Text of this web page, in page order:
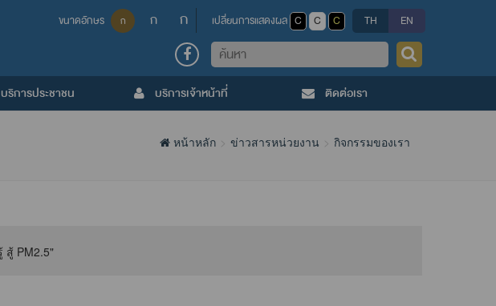
ขนาดอักษร ก ก ก เปลี่ยนการแสดงผล C C C TH EN
ค้นหา
บริการประชาชน บริการเจ้าหน้าที่ ติดต่อเรา
หน้าหลัก ข่าวสารหน่วยงาน กิจกรรมของเรา